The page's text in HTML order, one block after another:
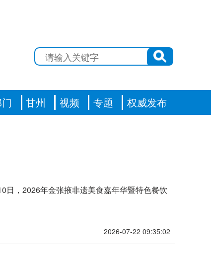
甘州 视频 专题 权威发布
，2026年金张掖非遗美食嘉年华暨特色餐饮
2026-07-22 09:35:02